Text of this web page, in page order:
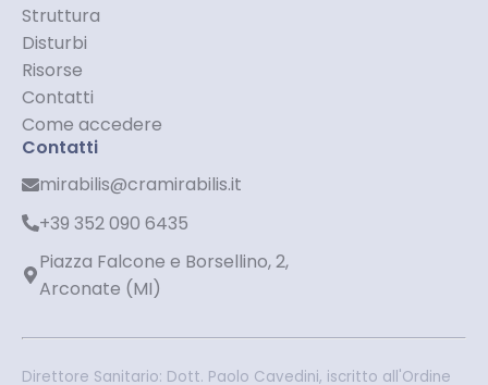
Struttura
Disturbi
Risorse
Contatti
Come accedere
Contatti
mirabilis@cramirabilis.it
+39 352 090 6435
Piazza Falcone e Borsellino, 2,
Arconate (MI)
Direttore Sanitario: Dott. Paolo Cavedini, iscritto all'Ordine